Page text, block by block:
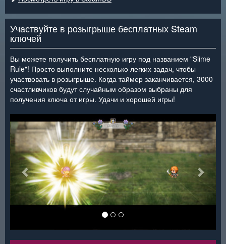
Участвуйте в розыгрыше бесплатных Steam
ключей
Вы можете получить бесплатную игру под названием "Slime
Rule"! Просто выполните несколько легких задач, чтобы
участвовать в розыгрыше. Когда таймер заканчивается, 3000
счастливчиков будут случайным образом выбраны для
получения ключа от игры. Удачи и хорошей игры!
< >